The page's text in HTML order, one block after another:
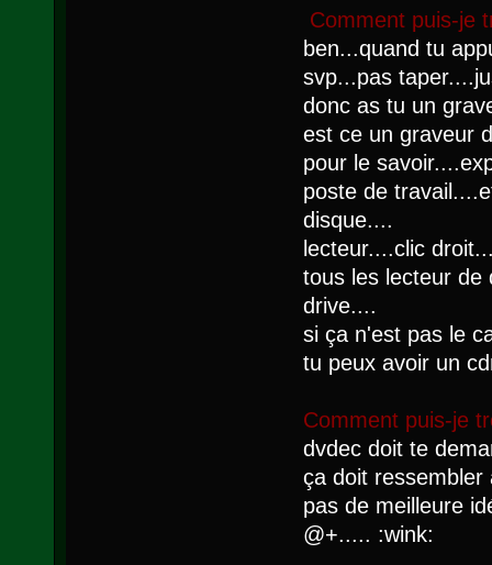
Comment puis-je
ben...quand tu
svp...pas
donc as tu un
est ce un graveur
pour le
poste de
disque....
lecteur....clic
tous les lecteur de
drive....
si ça n'est pas le
tu peux avoir un
Comment puis-je
dvdec doit te
ça doit
pas de meilleure
@+..... :wink: